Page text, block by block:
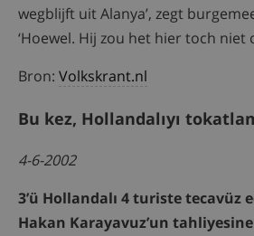
wegblijft uit Alanya’, zegt
‘Hoewel. Hij zou het hier toch niet
Bron: Volkskrant.nl
Bu kez, Hollandalıyı
4-6-2002
3’ü Hollandalı 4 turiste tecavüz
Hakan Karayavuz’un